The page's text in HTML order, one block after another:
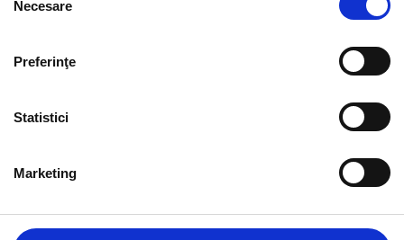
consimțământului
Necesare
Preferinţe
Statistici
Marketing
INFORMAȚIE